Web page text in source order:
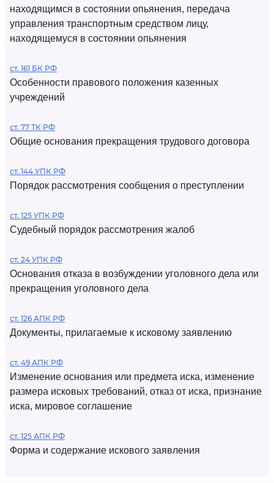
находящимся в состоянии опьянения, передача
управления транспортным средством лицу,
находящемуся в состоянии опьянения
ст. 161 БК РФ
Особенности правового положения казенных
учреждений
ст. 77 ТК РФ
Общие основания прекращения трудового договора
ст. 144 УПК РФ
Порядок рассмотрения сообщения о преступлении
ст. 125 УПК РФ
Судебный порядок рассмотрения жалоб
ст. 24 УПК РФ
Основания отказа в возбуждении уголовного дела или
прекращения уголовного дела
ст. 126 АПК РФ
Документы, прилагаемые к исковому заявлению
ст. 49 АПК РФ
Изменение основания или предмета иска, изменение
размера исковых требований, отказ от иска, признание
иска, мировое соглашение
ст. 125 АПК РФ
Форма и содержание искового заявления